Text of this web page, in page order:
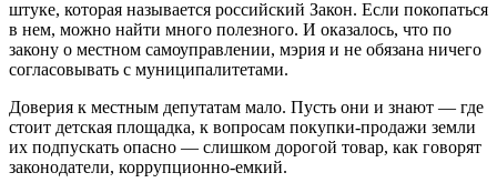
штуке, которая называется российский Закон. Если покопаться
в нем, можно найти много полезного. И оказалось, что по
закону о местном самоуправлении, мэрия и не обязана ничего
согласовывать с муниципалитетами.
Доверия к местным депутатам мало. Пусть они и знают — где
стоит детская площадка, к вопросам покупки-продажи земли
их подпускать опасно — слишком дорогой товар, как говорят
законодатели, коррупционно-емкий.